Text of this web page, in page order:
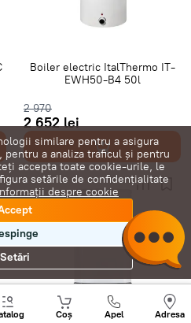
Boiler electric ItalThermo IT-
EWH50-B4 50l
2 970
2 652 lei
Coș Apel Adresa
Sunați
+
similare pentru a asigura
a analiza traficul și pentru
accepta toate cookie-urile, le
setările de confidențialitate
despre cookie
Setări